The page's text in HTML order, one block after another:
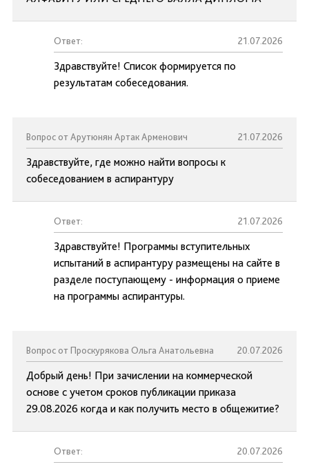
Ответ: 21.07.2026
Здравствуйте! Список формируется по
результатам собеседования.
Вопрос от Арутюнян Артак Арменович 21.07.2026
Здравствуйте, где можно найти вопросы к
собеседованием в аспирантуру
Ответ: 21.07.2026
Здравствуйте! Программы вступительных
испытаний в аспирантуру размещены на сайте в
разделе поступающему - информация о приеме
на программы аспирантуры.
Вопрос от Проскурякова Ольга Анатольевна 20.07.2026
Добрый день! При зачислении на коммерческой
основе с учетом сроков публикации приказа
29.08.2026 когда и как получить место в общежитие?
Ответ: 20.07.2026